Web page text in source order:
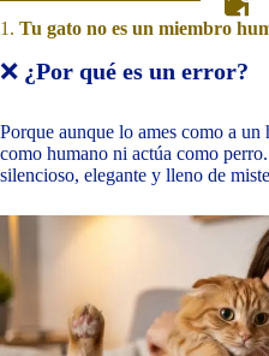
1. Tu gato no es un miembro
❌ ¿Por qué es un error?
Porque aunque lo ames como a un
como humano ni actúa como
silencioso, elegante y lleno de